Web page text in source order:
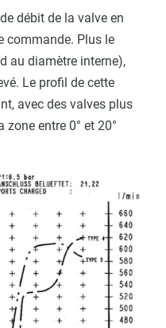
débit de la valve en
commande. Plus le
au diamètre interne),
Le profil de cette
avec des valves plus
entre 0° et 20°